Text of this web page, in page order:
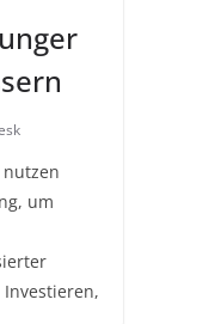
nutzen
um